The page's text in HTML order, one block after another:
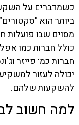
כשמדברים על
ביותר הוא
מסוים שבו פועלות
כולל חברות כמו
חברות כמו פייזר
יכולה לעזור
להשקעות שלהם.
למה חשוב